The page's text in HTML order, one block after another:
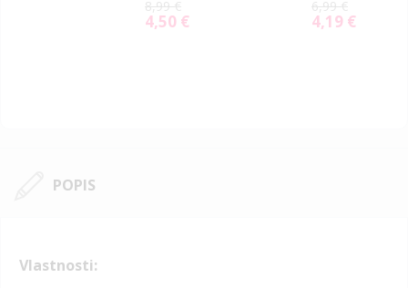
8,99 €
Special
4,50 €
6,99 €
Special
4,19 €
POPIS
Vlastnosti: